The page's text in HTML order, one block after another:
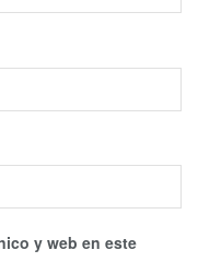
y web en este